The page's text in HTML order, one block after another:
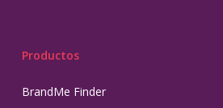
Productos
BrandMe Finder